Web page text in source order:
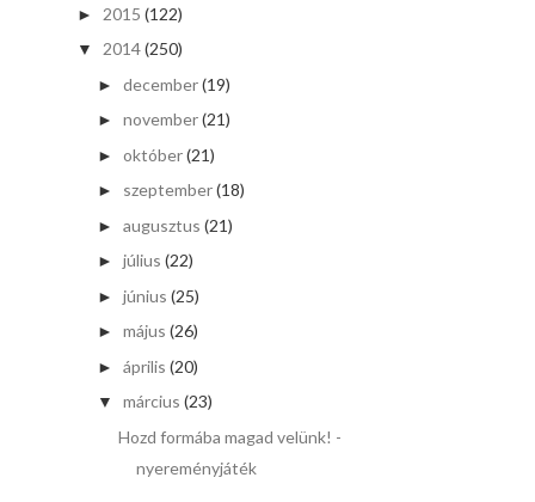
► 2015 (122)
▼ 2014(250)
► december(19)
► november(21)
► október(21)
► szeptember(18)
► augusztus (21)
► július (22)
► június (25)
► május (26)
► április (20)
▼ március (23)
Hozd formába magad velünk! -
nyereményjáték